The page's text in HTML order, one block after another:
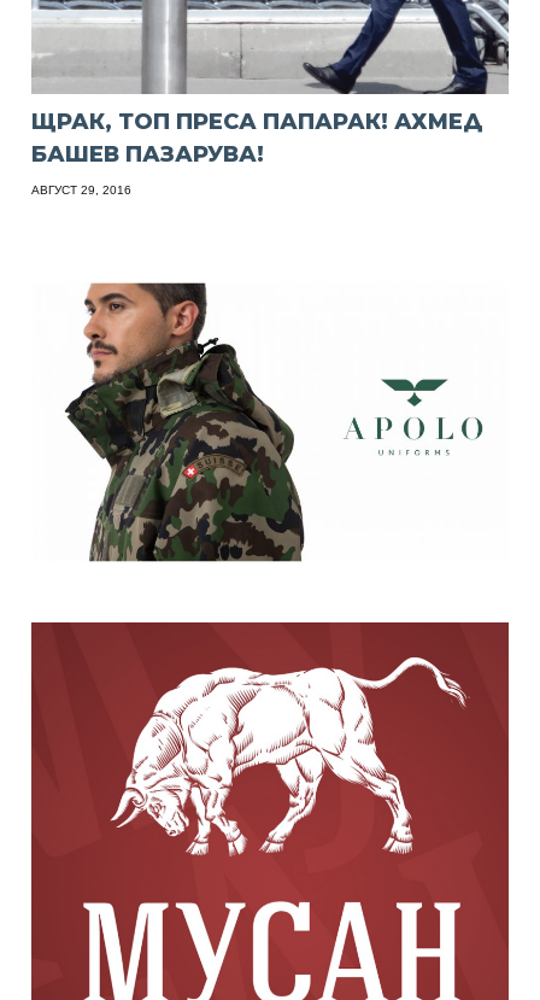
ЩРАК, ТОП ПРЕСА ПАПАРАК! АХМЕД
БАШЕВ ПАЗАРУВА!
АВГУСТ 29, 2016